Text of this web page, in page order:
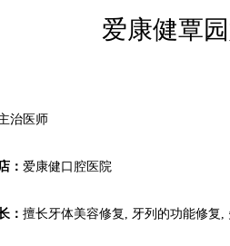
爱康健覃
治医师
：爱康健口腔医院
：擅长牙体美容修复, 牙列的功能修复